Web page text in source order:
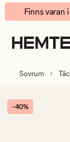
Emma
medelvarmt
duntäcke
Animerad
banner.
Klicka
på
att
pausa.
Finns varan
Sovrum
-40%